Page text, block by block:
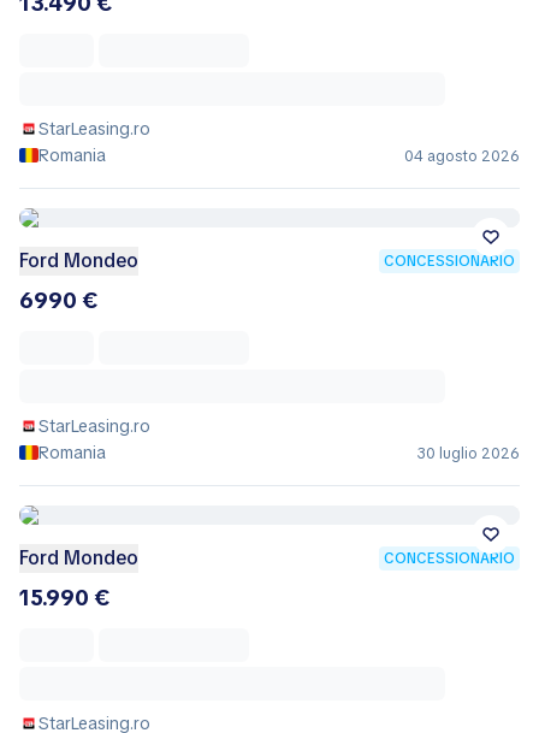
StarLeasing.ro
Romania
04 agosto 2026
Ford Mondeo CONCESSIONARIO
6990 €
StarLeasing.ro
Romania
30 luglio 2026
Ford Mondeo CONCESSIONARIO
15.990 €
StarLeasing.ro